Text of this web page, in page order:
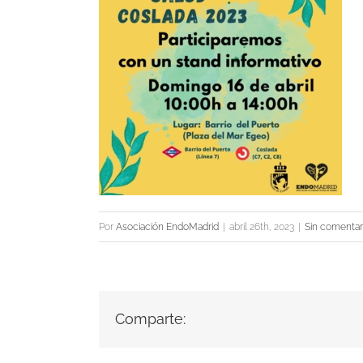
Por Asociación EndoMadrid | abril 26th, 2023 | Sin
Comparte: